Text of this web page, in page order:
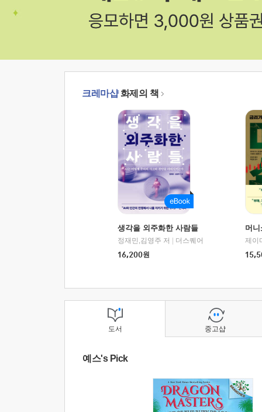
크레마샵화제의 책
생각을 외주화한 사람들
정재민,김영주 저
더스퀘어
16,200원
머
도서
예스's Pick
중고샵